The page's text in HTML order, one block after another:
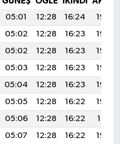
05:01 12:28 16:24
19:46
05:02 12:28 16:23
19:45
05:02 12:28 16:23
19:45
05:03 12:28 16:23
19:44
05:04 12:28 16:23
19:43
05:05 12:28 16:22
19:42
05:06 12:28 16:22
19:41
05:07 12:28 16:22
19:40